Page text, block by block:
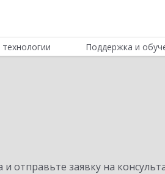
Поддержка и
отправьте заявку на